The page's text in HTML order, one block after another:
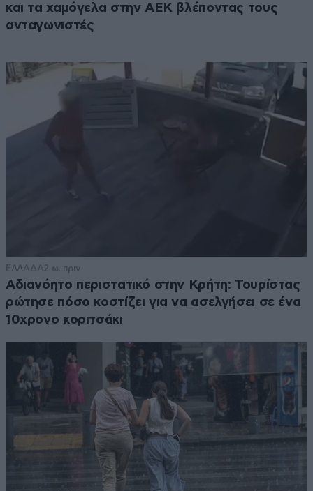
και τα χαμόγελα στην ΑΕΚ βλέποντας τους
ανταγωνιστές
ΕΛΛΑΔΑ2 ω. πριν
Αδιανόητο περιστατικό στην Κρήτη: Τουρίστας
ρώτησε πόσο κοστίζει για να ασελγήσει σε ένα
10χρονο κοριτσάκι